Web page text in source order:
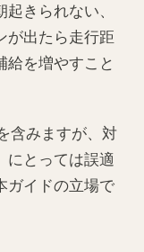
きられない、
が出たら走行距
給を増やすこと
含みますが、対
にとっては誤適
ガイドの立場で